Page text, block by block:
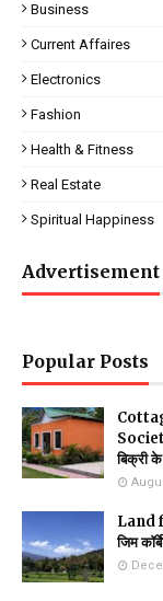
Business
Current Affaires
Electronics
Fashion
Health & Fitness
Real Estate
Spiritual Happiness
Advertisement
Popular Posts
बिक्री
Land
जिम